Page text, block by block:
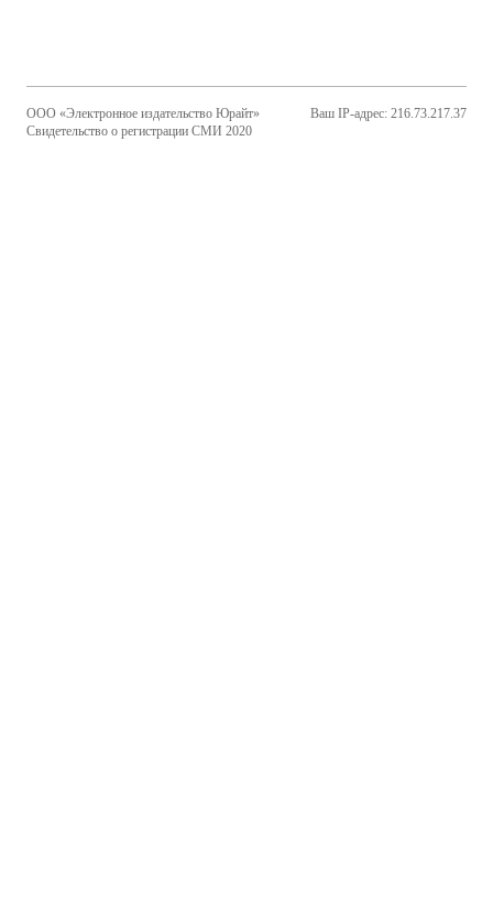
ООО «Электронное издательство Юрайт»
Свидетельство о регистрации СМИ 2020
Ваш IP-адрес: 216.73.217.37